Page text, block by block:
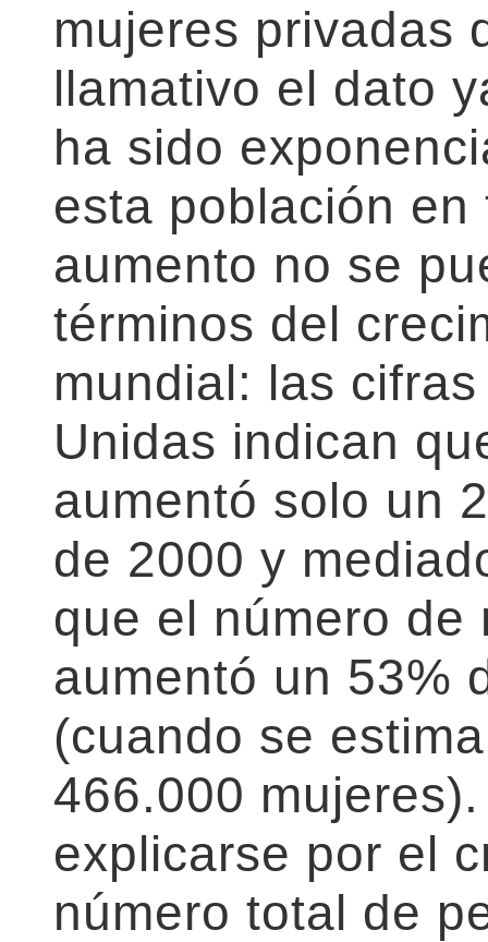
mujeres privadas
llamativo el dato
ha sido
esta población
aumento no se
términos del
mundial: las
Unidas indican
aumentó solo un
de 2000 y
que el número de
aumentó un 53%
(cuando se
466.000
explicarse por el
número total de